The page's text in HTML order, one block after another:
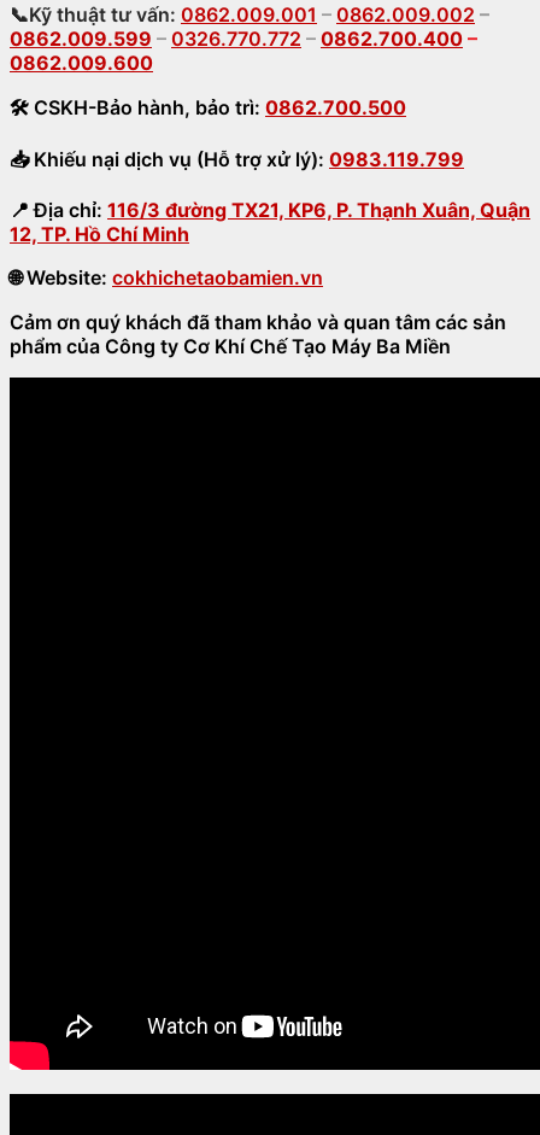
📞Kỹ thuật tư vấn: 0862.009.001 – 0862.009.002 –
0862.009.599 – 0326.770.772 – 0862.700.400 –
0862.009.600
🛠 CSKH-Bảo hành, bảo trì: 0862.700.500
📥Khiếu nại dịch vụ (Hỗ trợ xử lý): 0983.119.799
📍 Địa chỉ: 116/3 đường TX21, KP6, P. Thạnh Xuân, Quận
12, TP. Hồ Chí Minh
🌐Website: cokhichetaobamien.vn
Cảm ơn quý khách đã tham khảo và quan tâm các sản
phẩm của Công ty Cơ Khí Chế Tạo Máy Ba Miền